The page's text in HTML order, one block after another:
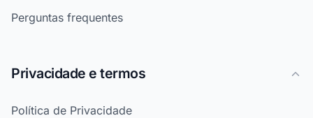
Perguntas frequentes
Privacidade e termos
Política de Privacidade